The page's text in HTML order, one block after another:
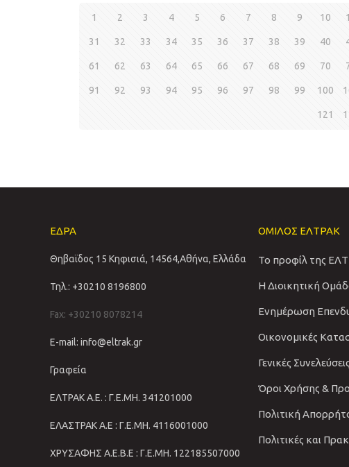
1 2 3 4 5 6 7 8 9 10
31 32 33 34 35 36 37 38 39 40
61 62 63 64 65 66 67 68 69 70
91 92 93 94 95 96 97 98 99 100
121
ΕΔΡΑ
Θηβαϊδος 15 Κηφισιά, 14564,Αθήνα, Ελλάδα
Τηλ.: +30210 8196800
Fax: +30210 8078214
E-mail: info@eltrak.gr
Γραφεία
ΕΛΤΡΑΚ Α.Ε. : Γ.Ε.ΜΗ. 341201000
ΕΛΑΣΤΡΑΚ Α.Ε : Γ.Ε.ΜΗ. 4116001000
ΧΡΥΣΑΦΗΣ Α.Ε.Β.Ε : Γ.Ε.ΜΗ. 122185507000
ΟΜΙΛΟΣ ΕΛΤΡΑΚ
Το προφίλ της
Η Διοικητική
Ενημέρωση
Οικονομικές
Γενικές Συνελεύσεις
Όροι Χρήσης &
Πολιτική
Πολιτικές και